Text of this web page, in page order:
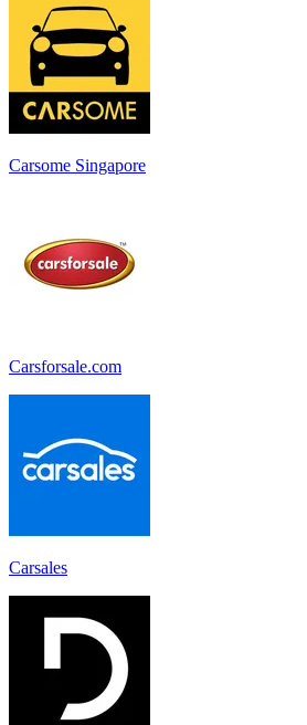
Carsome Singapore
Carsforsale.com
Carsales